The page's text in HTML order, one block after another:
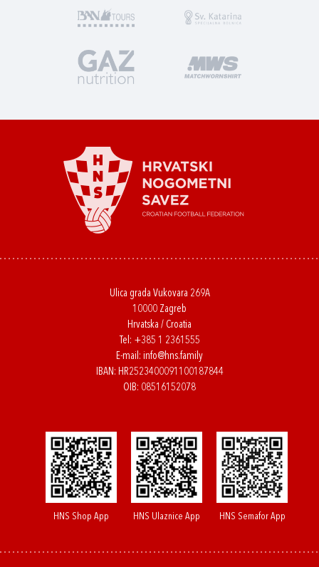
Ulica grada Vukovara 269A
10000 Zagreb
Hrvatska / Croatia
Tel: +385 1 2361555
E-mail: info@hns.family
IBAN: HR2523400091100187844
OIB: 08516152078
HNS Shop App HNS Ulaznice App HNS Semafor App